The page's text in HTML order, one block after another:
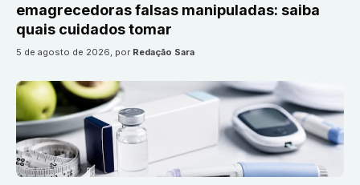
emagrecedoras falsas manipuladas: saiba
quais cuidados tomar
5 de agosto de 2026, por Redação Sara